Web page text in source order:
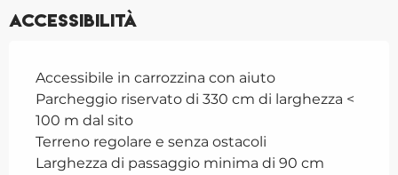
Accessibilità
Accessibile in carrozzina con aiuto
Parcheggio riservato di 330 cm di larghezza <
100 m dal sito
Terreno regolare e senza ostacoli
Larghezza di passaggio minima di 90 cm